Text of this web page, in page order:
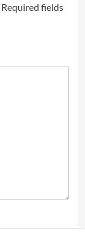
Required fields